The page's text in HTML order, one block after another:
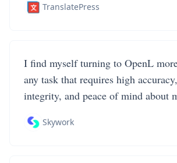
TranslatePress
I find myself turning to OpenL
any task that requires high
integrity, and peace of mind about
Skywork